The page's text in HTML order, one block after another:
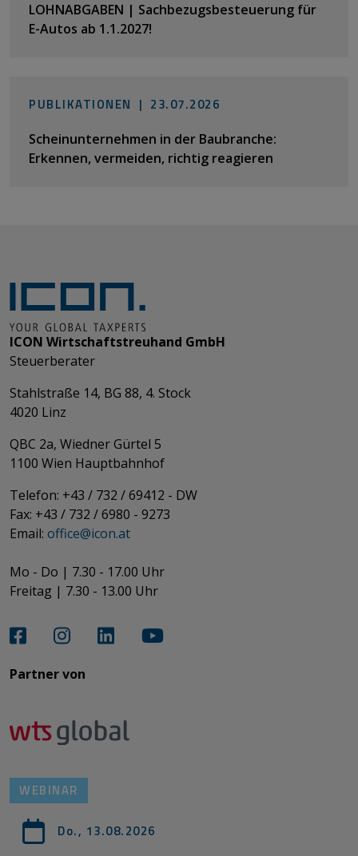
LOHNABGABEN | Sachbezugsbesteuerung für
E-Autos ab 1.1.2027!
PUBLIKATIONEN | 23.07.2026
Scheinunternehmen in der Baubranche:
Erkennen, vermeiden, richtig reagieren
ICON Wirtschaftstreuhand GmbH
Steuerberater
Stahlstraße 14, BG 88, 4. Stock
4020 Linz
QBC 2a, Wiedner Gürtel 5
​​​​​​​1100 Wien Hauptbahnhof
Telefon: +43 / 732 / 69412 - DW
Fax: +43 / 732 / 6980 - 9273
​​​​​​​Email: office@­icon.at
Mo - Do | 7.30 - 17.00 Uhr
Freitag | 7.30 - 13.00 Uhr​​​​​​​
Partner von​​​​​​
WEBINAR
Do., 13.08.2026